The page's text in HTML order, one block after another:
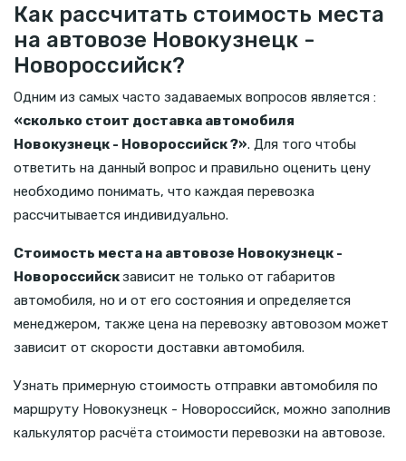
Как рассчитать стоимость места
на автовозе Новокузнецк -
Новороссийск?
Одним из самых часто задаваемых вопросов является :
«сколько стоит доставка автомобиля
Новокузнецк - Новороссийск ?». Для того чтобы
ответить на данный вопрос и правильно оценить цену
необходимо понимать, что каждая перевозка
рассчитывается индивидуально.
Стоимость места на автовозе Новокузнецк -
Новороссийскзависит не только от габаритов
автомобиля, но и от его состояния и определяется
менеджером, также цена на перевозку автовозом может
зависит от скорости доставки автомобиля.
Узнать примерную стоимость отправки автомобиля по
маршруту Новокузнецк - Новороссийск, можно заполнив
калькулятор расчёта стоимости перевозки на автовозе.